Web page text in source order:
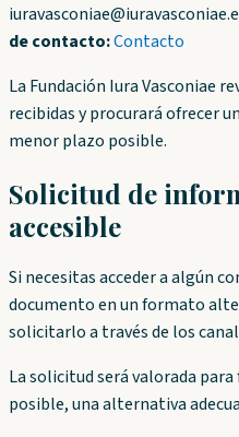
de contacto:Contacto
La Fundación Iura Vasconiae
recibidas y procurará ofrecer
menor plazo posible.
Solicitud de
accesible
Si necesitas acceder a algún
documento en un formato
solicitarlo a través de los
La solicitud será valorada
posible, una alternativa